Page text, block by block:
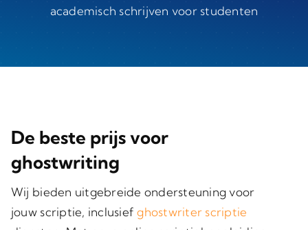
academisch schrijven voor studenten
De beste prijs voor
ghostwriting
Wij bieden uitgebreide ondersteuning voor
jouw scriptie, inclusiefghostwriter scriptie